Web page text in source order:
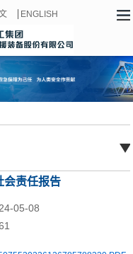
ENGLISH
会责任报告
05-08